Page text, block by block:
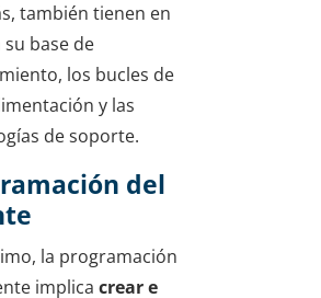
también tienen en
base de
los bucles de
y las
de soporte.
del
la programación
implica crear e